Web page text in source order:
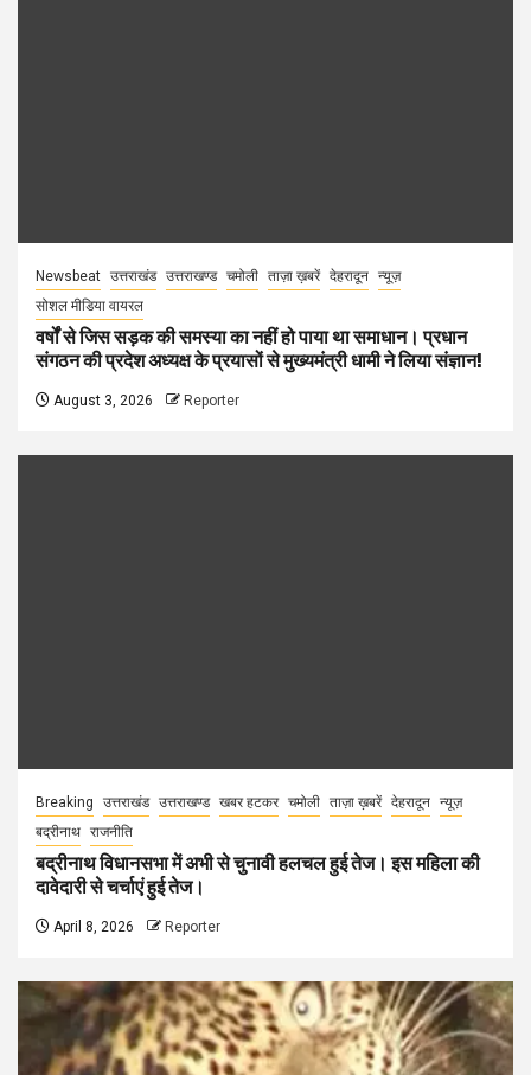
Newsbeat उत्तराखंड उत्तराखण्ड चमोली ताज़ा ख़बरें देहरादून न्यूज़
सोशल मीडिया वायरल
वर्षों से जिस सड़क की समस्या का नहीं हो पाया था समाधान। प्रधान
संगठन की प्रदेश अध्यक्ष के प्रयासों से मुख्यमंत्री धामी ने लिया संज्ञान!
August 3, 2026 Reporter
Breaking उत्तराखंड उत्तराखण्ड खबर हटकर चमोली ताज़ा ख़बरें देहरादून न्यूज़
बद्रीनाथ राजनीति
बद्रीनाथ विधानसभा में अभी से चुनावी हलचल हुई तेज। इस महिला की
दावेदारी से चर्चाएं हुई तेज।
April 8, 2026 Reporter